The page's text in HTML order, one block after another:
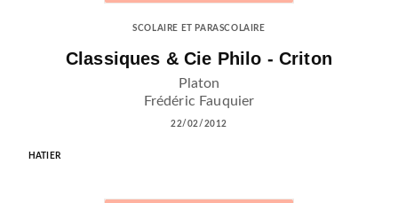
SCOLAIRE ET PARASCOLAIRE
Classiques & Cie Philo - Criton
Platon
Frédéric Fauquier
22/02/2012
HATIER